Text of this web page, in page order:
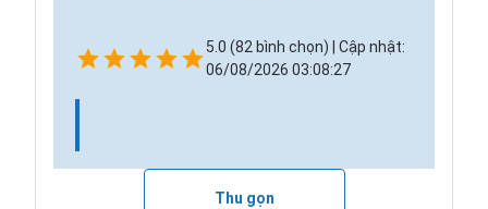
5.0 (82 bình chọn) | Cập nhật:
06/08/2026 03:08:27
Thu gọn